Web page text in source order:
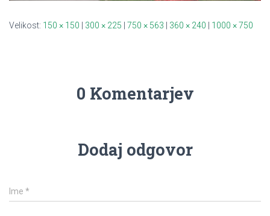
Velikost: 150 × 150 | 300 × 225 | 750 × 563 | 360 × 240 | 1000 × 750
0 Komentarjev
Dodaj odgovor
Ime *